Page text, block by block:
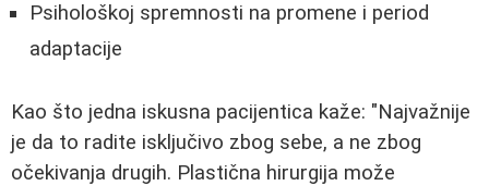
Psihološkoj spremnosti na promene i period
adaptacije
Kao što jedna iskusna pacijentica kaže: "Najvažnije
je da to radite isključivo zbog sebe, a ne zbog
očekivanja drugih. Plastična hirurgija može